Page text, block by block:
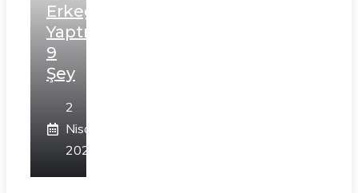
Erkeğin
Yaptığı
9
Şey
2
Nisan
2024